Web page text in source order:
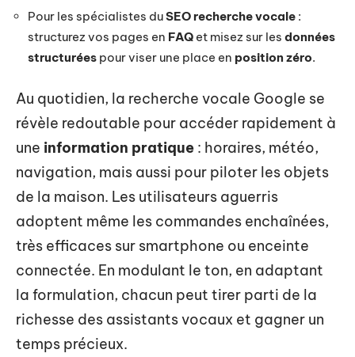
Pour les spécialistes duSEO recherche vocale :
structurez vos pages en FAQ et misez sur les données
structurées pour viser une place en position zéro.
Au quotidien, la recherche vocale Google se
révèle redoutable pour accéder rapidement à
une information pratique : horaires, météo,
navigation, mais aussi pour piloter les objets
de la maison. Les utilisateurs aguerris
adoptent même les commandes enchaînées,
très efficaces sur smartphone ou enceinte
connectée. En modulant le ton, en adaptant
la formulation, chacun peut tirer parti de la
richesse des assistants vocaux et gagner un
temps précieux.